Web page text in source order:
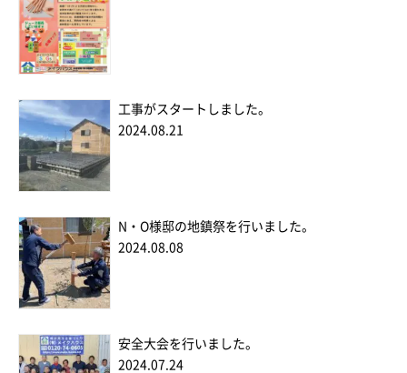
工事がスタートしました。
2024.08.21
N・O様邸の地鎮祭を行いました。
2024.08.08
安全大会を行いました。
2024.07.24